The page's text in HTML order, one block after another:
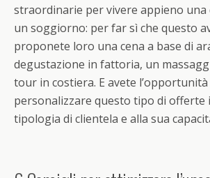
straordinarie per vivere appieno una
un soggiorno: per far sì che questo
proponete loro una cena a base di
degustazione in fattoria, un
tour in costiera. E avete l’opportunità
personalizzare questo tipo di offerte
tipologia di clientela e alla sua